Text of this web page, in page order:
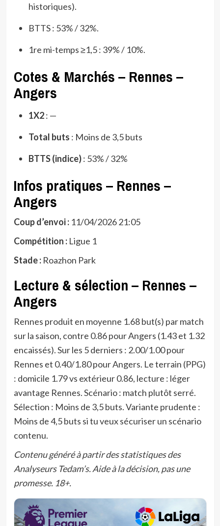
historiques).
BTTS : 53% / 32%.
1re mi-temps ≥1,5 : 39% / 10%.
Cotes & Marchés – Rennes –
Angers
1X2: —
Total buts : Moins de 3,5 buts
BTTS (indice): 53% / 32%
Infos pratiques – Rennes –
Angers
Coup d’envoi :11/04/2026 21:05
Compétition :Ligue 1
Stade :Roazhon Park
Lecture & sélection – Rennes –
Angers
Rennes produit en moyenne 1.68 but(s) par match
sur la saison, contre 0.86 pour Angers (1.43 et 1.32
encaissés). Sur les 5 derniers : 2.00/1.00 pour
Rennes et 0.40/1.80 pour Angers. Le terrain (PPG)
: domicile 1.79 vs extérieur 0.86, lecture : léger
avantage Rennes. Scénario : match plutôt serré.
Sélection : Moins de 3,5 buts. Variante prudente :
Moins de 4,5 buts si tu veux sécuriser un scénario
contenu.
Contenu généré à partir des statistiques des
Analyseurs Tedam’s. Aide à la décision, pas une
promesse. 18+.